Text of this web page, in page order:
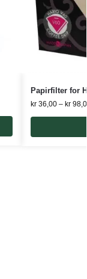
Papirfilter for
kr36,00 – kr